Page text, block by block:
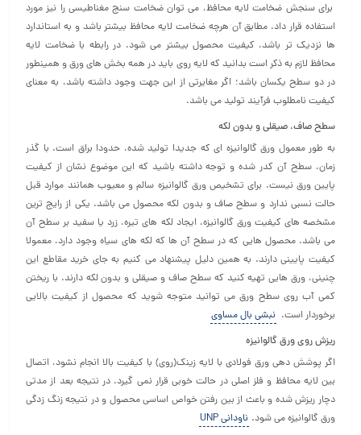
برای سنجش ضخامت لایه محافظ، می توان ضخامت سنج مغناطیسی را نیز مورد
استفاده قرار داد. مطابق آن هرچه ضخامت لایه محافظ بیشتر باشد و به استاندارد
ها نزدیک تر باشد، کیفیت محصول بیشتر می شود. در رابطه با ضخامت لایه
محافظ لازم به ذکر است بدانید که لایه روی باید در همه بخش های ورق و همینطور
در دو سطح یکسان باشد؛ اگر مغایرتی از این جهت وجود داشته باشد، به معنای
کیفیت نامطلوب فرآیند تولید می باشد.
سطح صاف، صیقلی و بدون لکه
به طور معمول ورق گالوانیزه ای که جدیدا تولید شده، حدودا براق است. با گذر
زمان، سطح آن کدر شده و توجه داشته باشید که این موضوع نشان از کیفیت
پایین ورق نیست. برای تشخیص ورق گالوانیزه سالم و معیوب همانند موارد قبل
حالت نسبی ندارد و سطح صاف و بدون لکه محصول می باشد. یکی از رایج ترین
مشخصه های کیفیت ورق گالوانیزه، ایجاد لکه های تیره، زرد یا سفید بر سطح آن
می باشد. محصول هایی که در سطح آن ها که لکه های سیاه وجود دارد، معمولا
کیفیت پایینی دارند. به همین دلیل پیشنهاد می کنیم به جای خرید مقاطع این
چنینی، ورق هایی تهیه کنید که سطح صاف و صیقلی و بدون لکه دارند. با ریختن
کمی آب روی سطح ورق می توانید متوجه شوید که محصول از کیفیت بالایی
برخوردار است. نبشی بال مساوی
ریزش روی ورق گالوانیزه
اگر پوشش دهی ورق فولادی با لایه زینک(روی) با کیفیت بالا انجام نشود، اتصال
بین لایه محافظ و فلز اصلی در حالت خوبی قرار نمی گیرد. در نتیجه بعد از مدتی
دچار ریزش شده و باعث از بین رفتن خواص اساسی محصول و در نتیجه زنگ زدگی
ورق گالوانیزه می شود. ناودانی UNP